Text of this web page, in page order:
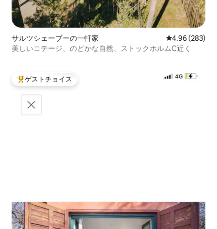
サルツシェーブーの一軒家 レビュー283
4.96 (283)
美しいコテージ、のどかな自然、ストックホルムC近く
大好評のゲストチョイスです。
ゲストチョイス